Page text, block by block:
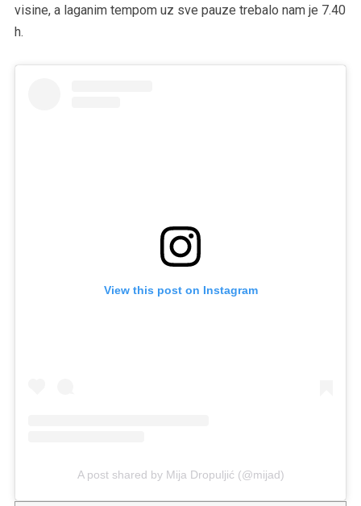
visine, a laganim tempom uz sve pauze trebalo nam je 7.40
h.
View this post on Instagram
A post shared by Mija Dropuljić (@mijad)